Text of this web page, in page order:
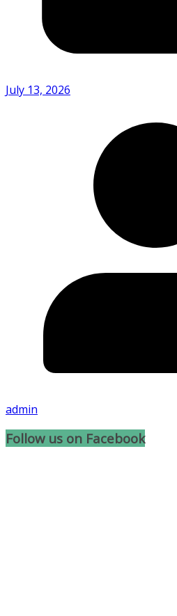
July 13, 2026
admin
Follow us on Facebook